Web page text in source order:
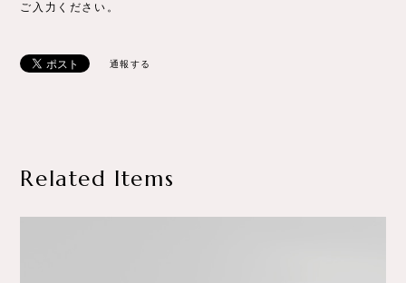
ご入力ください。
通報する
Related Items